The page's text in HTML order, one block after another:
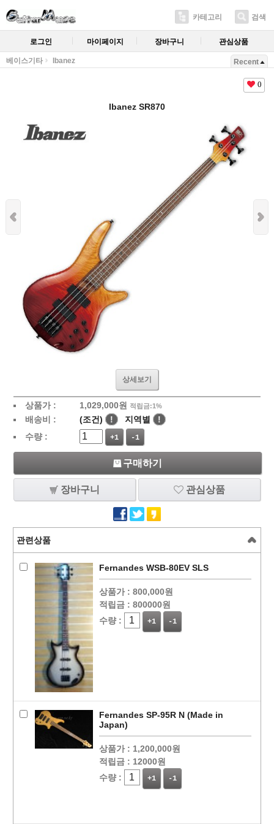
카테고리 검색
로그인 마이페이지 장바구니 관심상품
베이스기타 Ibanez Recent
0
Ibanez SR870
상세보기
상품가 : 1,029,000원 적립금:1%
배송비 : (조건) ! 지역별
!
수량 :
+1 -1
구매하기
장바구니 관심상품
관련상품
Fernandes WSB-80EV SLS
상품가 : 800,000원
적립금 : 800000원
수량 :
+1 -1
Fernandes SP-95R N (Made in
Japan)
상품가 : 1,200,000원
적립금 : 12000원
수량 :
+1 -1